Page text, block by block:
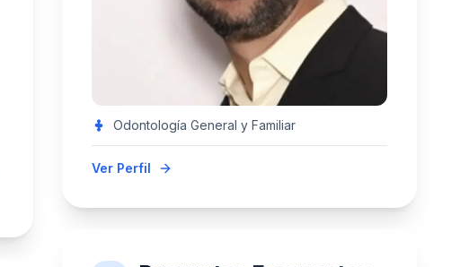
Odontología General y Familiar
Ver Perfil